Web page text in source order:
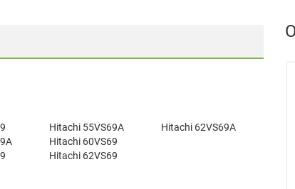
Hitachi 55VS69A
Hitachi 60VS69
Hitachi 62VS69
Hitachi 62VS69A